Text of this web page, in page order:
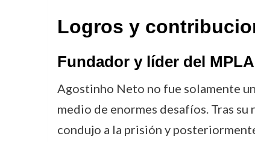
Logros y
Fundador y líder del MPLA
Agostinho Neto no fue solamente
medio de enormes desafíos. Tras
condujo a la prisión y